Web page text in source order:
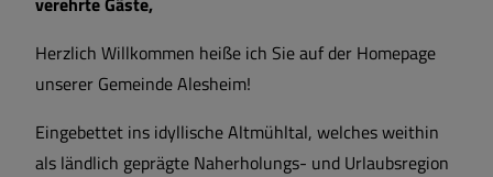
Herzlich Willkommen heiße ich Sie auf der Homepage
unserer Gemeinde Alesheim!
Eingebettet ins idyllische Altmühltal, welches weithin
als ländlich geprägte Naherholungs- und Urlaubsregion